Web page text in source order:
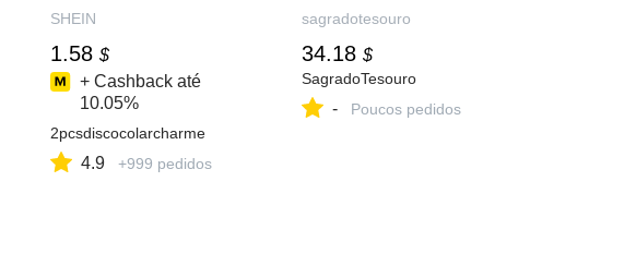
SHEIN
1.58 $
+ Cashback até
10.05%
2pcsdiscocolarcharme
4.9 +999 pedidos
sagradotesouro
34.18 $
SagradoTesouro
- Poucos pedidos